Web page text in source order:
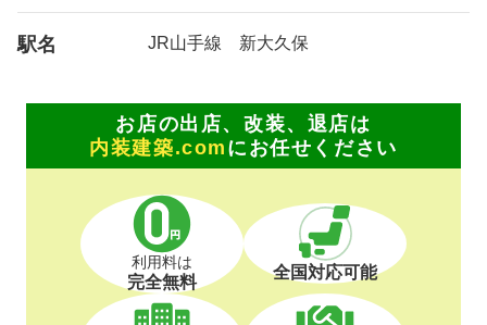
駅名 JR山手線 新大久保
お店の出店、改装、退店は
内装建築.com にお任せください
利用料は
完全無料 全国対応可能